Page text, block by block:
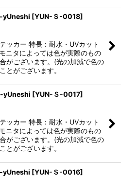
-yUneshi [YUN-Ｓ-0018]
ッカー 特長：耐水・UVカット
ニタによっては色が実際のもの
がございます。(光の加減で色の
とがございます。
-yUneshi [YUN-Ｓ-0017]
ッカー 特長：耐水・UVカット
ニタによっては色が実際のもの
がございます。(光の加減で色の
とがございます。
-yUneshi [YUN-Ｓ-0016]